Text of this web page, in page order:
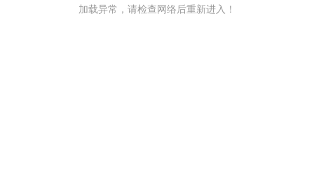
加载异常，请检查网络后重新进入！